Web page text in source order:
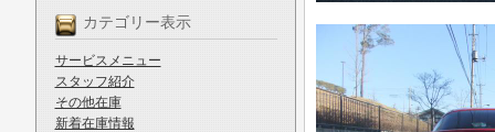
カテゴリー表示
サービスメニュー
スタッフ紹介
その他在庫
新着在庫情報